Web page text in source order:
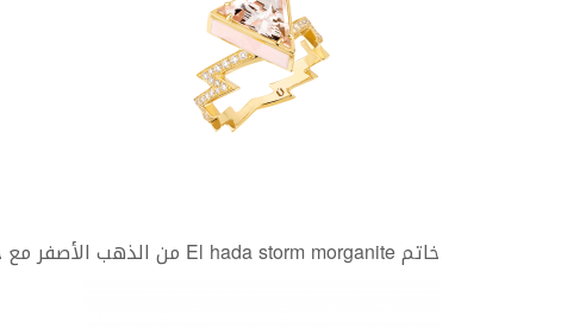
خاتم El hada storm morganite من الذهب الأصفر مع حجر المورغانيت من NUUN